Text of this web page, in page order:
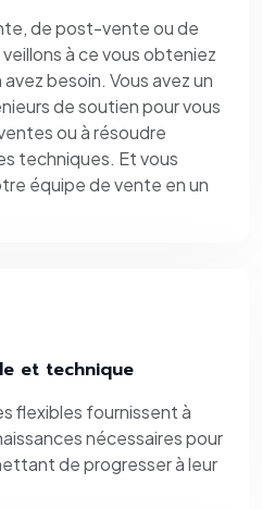
de post-vente ou de
à ce vous obteniez
besoin. Vous avez un
de soutien pour vous
ou à résoudre
techniques. Et vous
équipe de vente en un
et technique
flexibles fournissent à
nécessaires pour
de progresser à leur